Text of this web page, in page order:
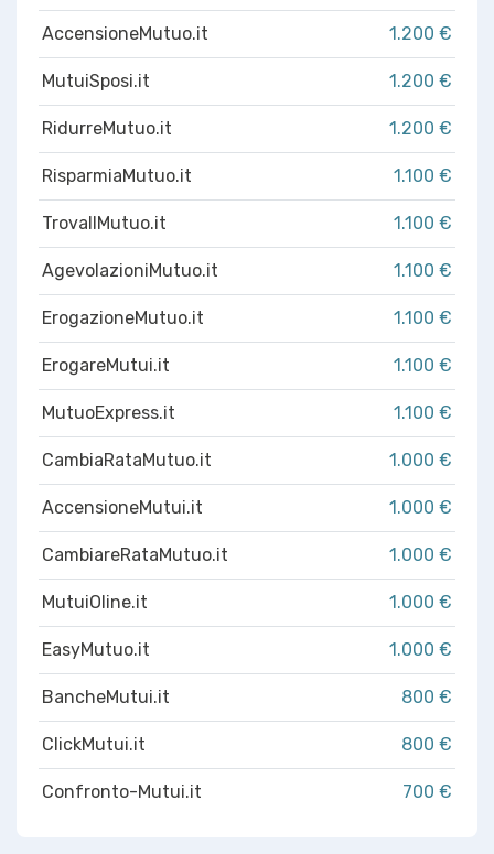
AccensioneMutuo.it 1.200 €
MutuiSposi.it 1.200 €
RidurreMutuo.it 1.200 €
RisparmiaMutuo.it 1.100 €
TrovaIlMutuo.it 1.100 €
AgevolazioniMutuo.it 1.100 €
ErogazioneMutuo.it 1.100 €
ErogareMutui.it 1.100 €
MutuoExpress.it 1.100 €
CambiaRataMutuo.it 1.000 €
AccensioneMutui.it 1.000 €
CambiareRataMutuo.it 1.000 €
MutuiOline.it 1.000 €
EasyMutuo.it 1.000 €
BancheMutui.it 800 €
ClickMutui.it 800 €
Confronto-Mutui.it 700 €